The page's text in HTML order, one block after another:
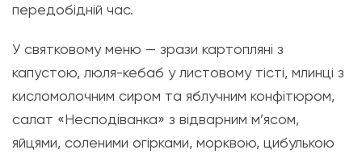
передобідній час.
У святковому меню — зрази картопляні з
капустою, люля-кебаб у листовому тісті, млинці з
кисломолочним сиром та яблучним конфітюром,
салат «Несподіванка» з відварним м’ясом,
яйцями, соленими огірками, морквою, цибулькою